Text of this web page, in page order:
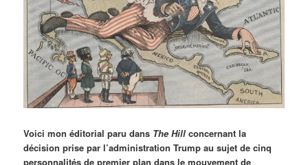
Voici mon éditorial paru dans The Hill concernant la
décision prise par l’administration Trump au sujet de cinq
personnalités de premier plan dans le mouvement de